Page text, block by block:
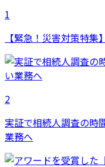
1
【緊急！災害対策特
2
実証で相続人調査の時
業務へ